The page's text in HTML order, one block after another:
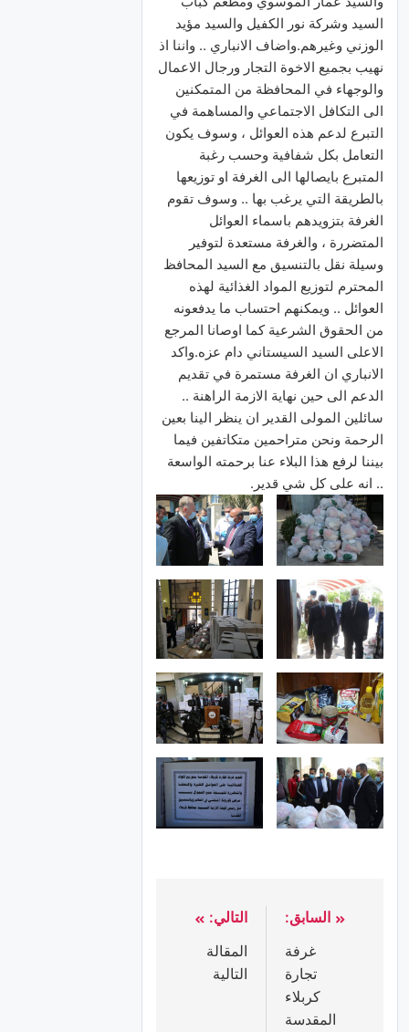
السيد وشركة نور الكفيل والسيد مؤيد
الوزني وغيرهم.واضاف الانباري .. واننا اذ
نهيب بجميع الاخوة التجار ورجال الاعمال
والوجهاء في المحافظة من المتمكنين
الى التكافل الاجتماعي والمساهمة في
التبرع لدعم هذه العوائل ، وسوف يكون
التعامل بكل شفافية وحسب رغبة
المتبرع بايصالها الى الغرفة او توزيعها
بالطريقة التي يرغب بها .. وسوف تقوم
الغرفة بتزويدهم باسماء العوائل
المتضررة ، والغرفة مستعدة لتوفير
وسيلة نقل بالتنسيق مع السيد المحافظ
المحترم لتوزيع المواد الغذائية لهذه
العوائل .. ويمكنهم احتساب ما يدفعونه
من الحقوق الشرعية كما اوصانا المرجع
الاعلى السيد السيستاني دام عزه.واكد
الانباري ان الغرفة مستمرة في تقديم
الدعم الى حين نهاية الازمة الراهنة ..
سائلين المولى القدير ان ينظر الينا بعين
الرحمة ونحن متراحمين متكاتفين فيما
بيننا لرفع هذا البلاء عنا برحمته الواسعة
.. انه على كل شي قدير.
السابق:
غرفة
تجارة
كربلاء
المقدسة
التالي:
المقالة
التالية